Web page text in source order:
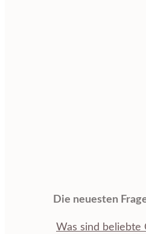
Die neuesten
Was sind beliebte